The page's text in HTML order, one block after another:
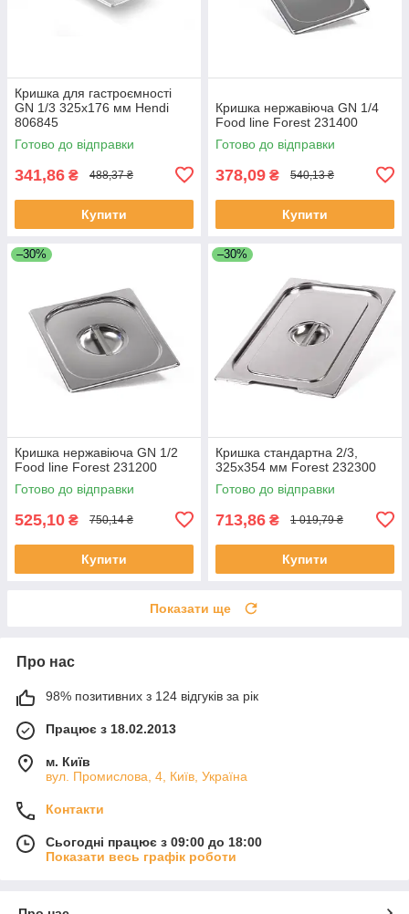
Кришка для гастроємності
GN 1/3 325x176 мм Hendi
806845
Готово до відправки
341,86 ₴ 488,37 ₴
Купити
Кришка нержавіюча GN 1/4
Food line Forest 231400
Готово до відправки
378,09 ₴ 540,13 ₴
Купити
–30%
Кришка нержавіюча GN 1/2
Food line Forest 231200
Готово до відправки
525,10 ₴ 750,14 ₴
Купити
–30%
Кришка стандартна 2/3,
325х354 мм Forest 232300
Готово до відправки
713,86 ₴ 1 019,79 ₴
Купити
Показати ще
Про нас
98% позитивних з 124 відгуків за рік
Працює з 18.02.2013
м. Київ
вул. Промислова, 4, Київ, Україна
Контакти
Сьогодні працює з 09:00 до 18:00
Показати весь графік роботи